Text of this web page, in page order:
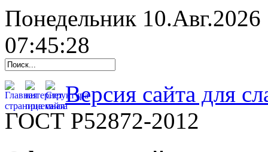
Понедельник 10.Авг.2026
07:45:29
Версия сайта для
ГОСТ Р52872-2012